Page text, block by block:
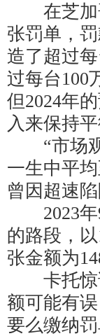
在芝加哥
张罚单，
造了超过
过每台100
但2024年
入来保持平
“市场观
一生中平
曾因超速陷
2023年9
的路段，
张金额为
卡托惊讶
额可能有
要么缴纳